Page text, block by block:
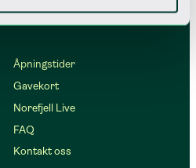
Åpningstider
Gavekort
Norefjell Live
FAQ
Kontakt oss